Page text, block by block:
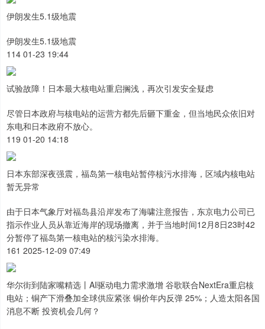
伊朗发生5.1级地震
伊朗发生5.1级地震
114 01-23 19:44
试验故障！日本最大核电站重启搁浅，再次引发安全疑虑
尽管日本政府与核电站的运营方都先后砸下重金，但当地民众依旧对
东电和日本政府不放心。
119 01-20 14:18
日本东部深夜强震，福岛第一核电站暂停核污水排海，区域内核电站
暂无异常
由于日本气象厅对福岛县沿岸发布了海啸注意报告，东京电力公司已
指示作业人员从靠近海岸的现场撤离，并于当地时间12月8日23时42
分暂停了福岛第一核电站的核污染水排海。
161 2025-12-09 07:49
华尔街到陆家嘴精选丨AI驱动电力需求激增 谷歌联合NextEra重启核
电站；铜产下滑叠加全球供应紧张 铜价年内反弹 25%；人造太阳各国
消息不断 投资机会几何？